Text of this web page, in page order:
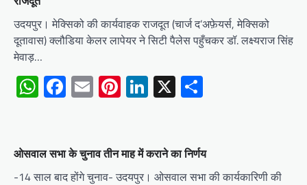
उदयपुर। मेक्सिको की कार्यवाहक राजदूत (चार्ज द’अफ़ेयर्स, मेक्सिको
दूतावास) क्लौडिया केलर लापेयर ने सिटी पैलेस पहुँचकर डॉ. लक्ष्यराज सिंह
मेवाड़…
WhatsApp
Facebook
EmailPinterest
LinkedIn
X
ओसवाल सभा के चुनाव तीन माह में कराने का निर्णय
-14 साल बाद होंगे चुनाव- उदयपुर। ओसवाल सभा की कार्यकारिणी की